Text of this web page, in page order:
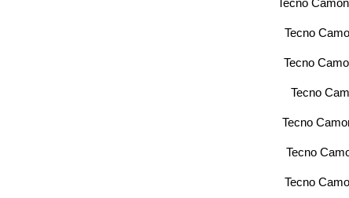
Tecno
Tecno
Tecno
Tecno
Tecno
Tecno
Tecno